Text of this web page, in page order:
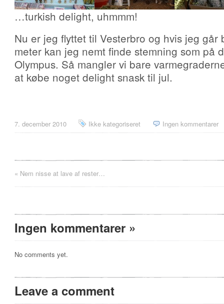
…turkish delight, uhmmm!
Nu er jeg flyttet til Vesterbro og hvis jeg går
meter kan jeg nemt finde stemning som på
Olympus. Så mangler vi bare
at købe noget delight snask til jul.
7. december 2010 Ikke kategoriseret Ingen kommentarer
« Nem nisse at lave af rester…
Ingen kommentarer »
No comments yet.
Leave a comment